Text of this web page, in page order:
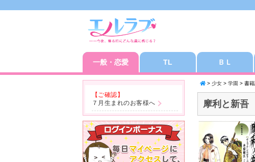
一般・恋愛 TL ＢＬ
> 少女 > 学園 > 書
摩利と新吾
【ご確認】
７月生まれのお客様へ